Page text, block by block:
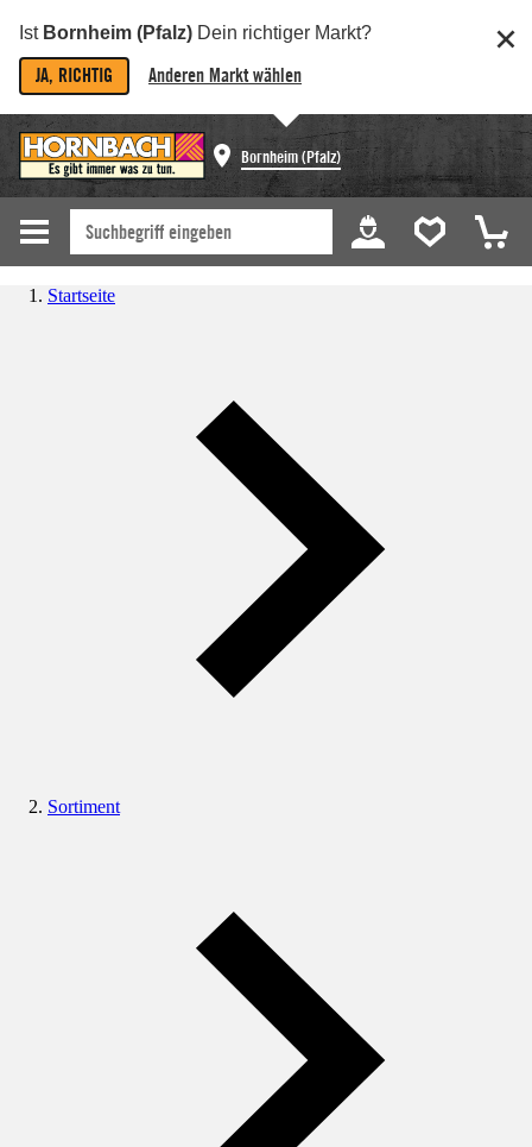
Ist Bornheim (Pfalz) Dein richtiger Markt?
JA, RICHTIG Anderen Markt wählen
Bornheim (Pfalz)
Startseite
Sortiment